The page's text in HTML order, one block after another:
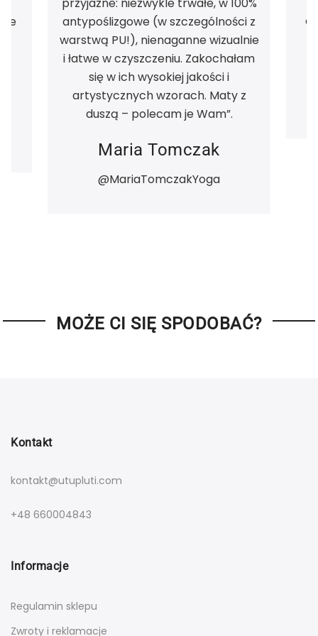
przyjazne: niezwykle trwałe, w 100%
antypoślizgowe (w szczególności z
warstwą PU!), nienaganne wizualnie
i łatwe w czyszczeniu. Zakochałam
się w ich wysokiej jakości i
artystycznych wzorach. Maty z
duszą – polecam je Wam”.
Maria Tomczak
@MariaTomczakYoga
MOŻE CI SIĘ SPODOBAĆ?
Kontakt
kontakt@utupluti.com
+48 660004843
Informacje
Regulamin sklepu
Zwroty i reklamacje